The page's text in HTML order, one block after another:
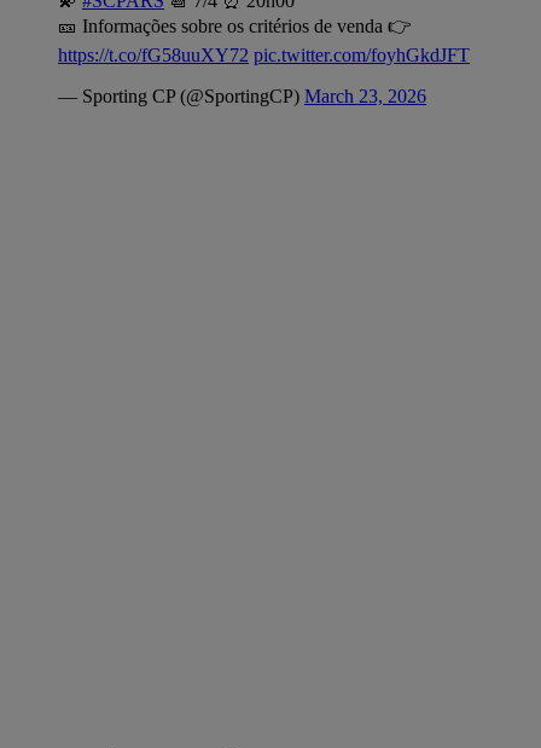
🎫 Informações sobre os critérios de venda 👉
https://t.co/fG58uuXY72 pic.twitter.com/foyhGkdJFT
— Sporting CP (@SportingCP) March 23, 2026